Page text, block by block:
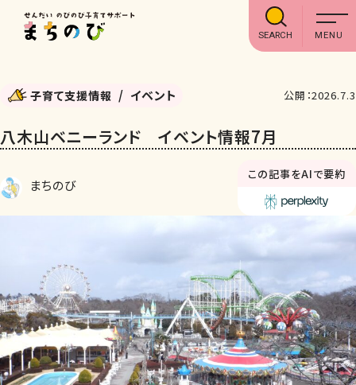
SEARCH
子育て支援情報 イベント 公開：2026.7.3
八木山ベニーランド イベント情報7月
まちのび
この記事をAIで要約